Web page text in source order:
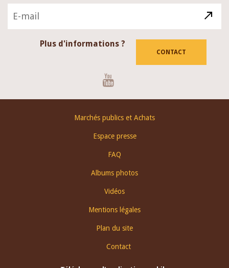
Plus d'informations ?
CONTACT
Marchés publics et Achats
Espace presse
FAQ
Albums photos
Vidéos
Mentions légales
Plan du site
Contact